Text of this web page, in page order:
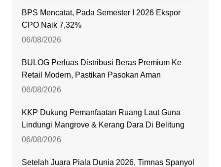
BPS Mencatat, Pada Semester I 2026 Ekspor
CPO Naik 7,32%
06/08/2026
BULOG Perluas Distribusi Beras Premium Ke
Retail Modern, Pastikan Pasokan Aman
06/08/2026
KKP Dukung Pemanfaatan Ruang Laut Guna
Lindungi Mangrove & Kerang Dara Di Belitung
06/08/2026
Setelah Juara Piala Dunia 2026, Timnas Spanyol